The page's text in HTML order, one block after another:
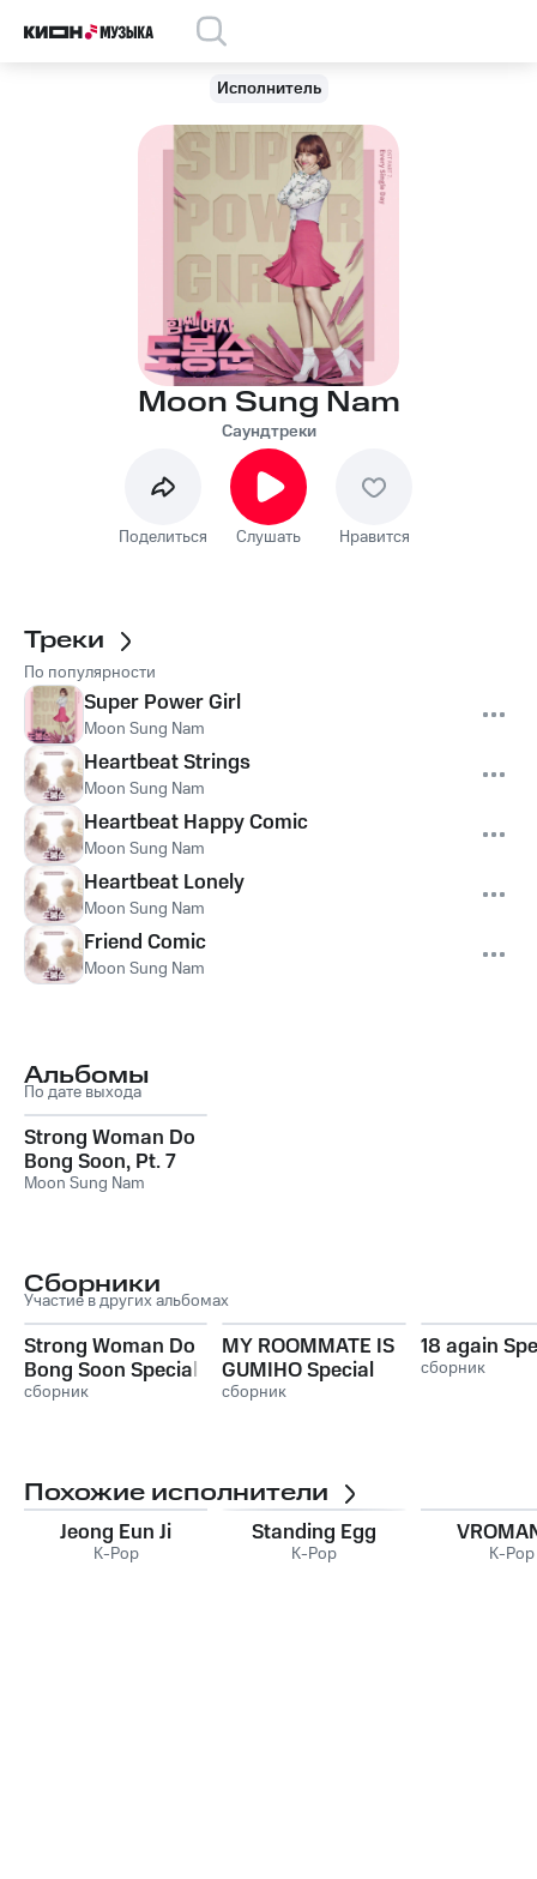
Исполнитель
Moon Sung Nam
Саундтреки
Поделиться Слушать Нравится
Треки
По популярности
Super Power Girl
Moon Sung Nam
Heartbeat Strings
Moon Sung Nam
Heartbeat Happy Comic
Moon Sung Nam
Heartbeat Lonely
Moon Sung Nam
Friend Comic
Moon Sung Nam
Альбомы
По дате выхода
Strong Woman Do
Bong Soon, Pt. 7
Moon Sung Nam
Сборники
Участие в других альбомах
Strong Woman Do
Bong Soon Special
сборник
MY ROOMMATE IS
GUMIHO Special
сборник
18 again
сборник
Похожие исполнители
Jeong Eun Ji
K-Pop
Standing Egg
K-Pop K-Pop